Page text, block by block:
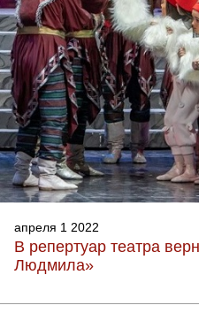
апреля 1 2022
В репертуар театра
Людмила»